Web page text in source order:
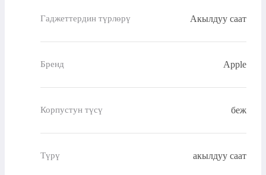
Гаджеттердин түрлөрү Акылдуу саат
Бренд Apple
Корпустун түсү беж
Түрү акылдуу саат